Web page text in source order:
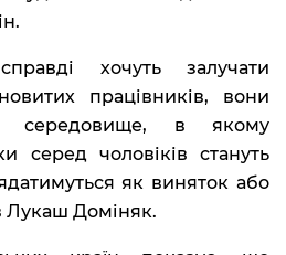
хочуть залучати
працівників, вони
середовище, в якому
серед чоловіків стануть
як виняток або
Лукаш Доміняк.